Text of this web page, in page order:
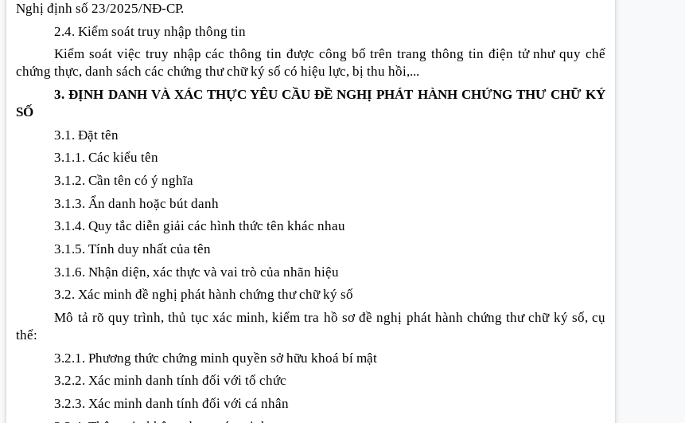
Nghị định số 23/2025/NĐ-CP.
2.4. Kiểm soát truy nhập thông tin
Kiểm soát việc truy nhập các thông tin được công bố trên trang thông tin điện tử như quy chế
chứng thực, danh sách các chứng thư chữ ký số có hiệu lực, bị thu hồi,...
3. ĐỊNH DANH VÀ XÁC THỰC YÊU CẦU ĐỀ NGHỊ PHÁT HÀNH CHỨNG THƯ CHỮ KÝ
SỐ
3.1. Đặt tên
3.1.1. Các kiểu tên
3.1.2. Cần tên có ý nghĩa
3.1.3. Ẩn danh hoặc bút danh
3.1.4. Quy tắc diễn giải các hình thức tên khác nhau
3.1.5. Tính duy nhất của tên
3.1.6. Nhận diện, xác thực và vai trò của nhãn hiệu
3.2. Xác minh đề nghị phát hành chứng thư chữ ký số
Mô tả rõ quy trình, thủ tục xác minh, kiểm tra hồ sơ đề nghị phát hành chứng thư chữ ký số, cụ
thể:
3.2.1. Phương thức chứng minh quyền sở hữu khoá bí mật
3.2.2. Xác minh danh tính đối với tổ chức
3.2.3. Xác minh danh tính đối với cá nhân